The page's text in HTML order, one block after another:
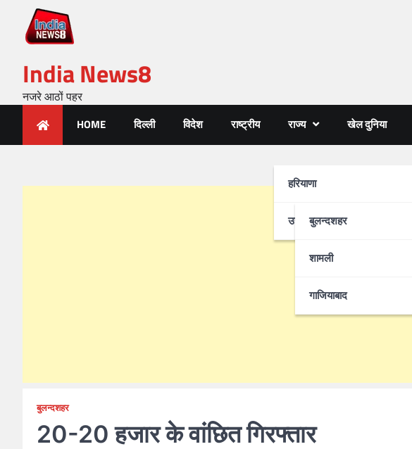
India News8
नजरे आठों पहर
HOME दिल्ली विदेश राष्ट्रीय राज्य
हरियाणा
उत्तर-प्रदेश
बुलन्दशहर
शामली
गाजियाबाद
खेल दुनिया
बुलन्दशहर
20-20 हजार के वांछित गिरफ्तार